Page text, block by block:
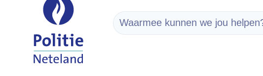
Waarmee kunnen we jou helpen?